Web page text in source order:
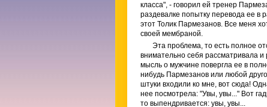
класса", - говорил ей тренер
раздевалке попытку перевода ее
этот Толик Пармезанов. Все меня
своей мембраной.
Эта проблема, то есть полное
внимательно себя рассматривала и
мысль о мужчине повергла ее в
нибудь Пармезанов или любой
штуки входили ко мне, вот сюда!
нее посмотрела: "Увы, увы..." Вот
то выпендривается: увы, увы...